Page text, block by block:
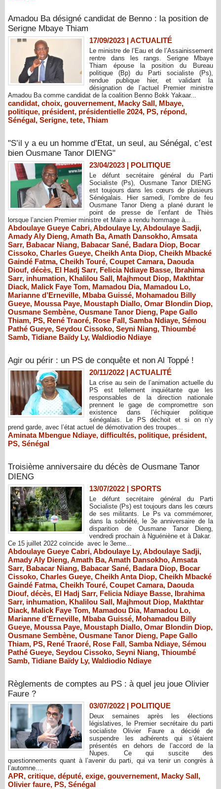
Amadou Ba désigné candidat de Benno : la position de
Serigne Mbaye Thiam
17/09/2023 | ACTUALITÉ
Le ministre de l’Eau et de l’Assainissement
rentre dans les rangs. Serigne Mbaye
Thiam épouse la position du Bureau
politique (Bp) du Parti socialiste (Ps),
rendue publique hier, et validant la
désignation de l’actuel Premier ministre
Amadou Ba comme candidat de la coalition Benno Bokk Yakaar...
candidat, choix, gouvernement, Macky Sall, Mbaye,
politique, président, présidentielle 2024, PS, répond,
Sénégal, Serigne, tete, Thiam
"S’il y a eu un homme d’Etat, un seul, au Sénégal, c’est
bien Ousmane Tanor DIENG"
23/04/2023 | POLITIQUE
Le défunt secrétaire général du Parti
Socialiste (Ps), Ousmane Tanor DIENG
est toujours dans les cœurs de plusieurs
Sénégalais. Hier samedi, l’ombre de feu
Ousmane Tanor Dieng a plané durant le
point de presse de l’enfant de Thiès
lorsque l’ancien Premier ministre et Maire a rendu hommage à...
Abdoulaye Gueye Cabri,Abdoulaye Ly,Abdoulaye Sadji,
Amady Aly Dieng,Amath Ba,Amath Dansokho,Amsata
Sarr, Babacar Niang, Babacar Sané, Badara Diop, Bocar
Cissoko, Charles Gueye, Cheikh Anta Diop, Cheikh Mbacké
Gaindé Fatma, Cheikh Touré, Coupet Camara, Daouda
Diouf, décès, El Hadj Sarr, Felicia Ndiaye Basse, Ibrahima
Sarr, inhumation, Khalilou Sall, Majhmout Diop, Makthtar
Diack, Malick Faye Tom, Mamadou Dia, Mamadou Lo,
Marianne d’Erneville, Mbaba Guissé, Mohamadou Billy
Gueye, Moussa Paye, Moustaph Diallo, Omar Blondin Diop,
Ousmane Sembène, Ousmane Tanor Dieng, Pape Gallo
Thiam, PS, René Traoré, Rose Fall, Samba Ndiaye, Sémou
Pathé Gueye, Seydou Cissoko, Seyni Niang, Thioumbé
Samb, Tidiane Baïdy Ly, Waldiodio Ndiaye
Agir ou périr : un PS de conquête et non Al Toppé !
20/11/2022 | ACTUALITÉ
La crise au sein de l’animation actuelle du
PS est tellement inquiétante que les
responsables de la direction nationale
prennent le gage de compromettre son
existence dans l’échiquier politique
sénégalais. Le PS déchoit et si on n’y
prend garde, avec l’état actuel de démotivation des troupes...
Aminata Mbengue Ndiaye, difficultés, politique, président,
PS, Sénégal
Troisième anniversaire du décès de Ousmane Tanor
DIENG
13/07/2022 | SPORTS
Le défunt secrétaire général du Parti
Socialiste (Ps) est toujours dans les cœurs
de ses militants. Le Ps va commémorer,
dans la sobriété, le 3e anniversaire de la
disparition de Ousmane Tanor Dieng,
vendredi prochain à Nguéniène et à Dakar.
Ce 15 juillet 2022 coïncide avec le 3eme...
Abdoulaye Gueye Cabri,Abdoulaye Ly,Abdoulaye Sadji,
Amady Aly Dieng,Amath Ba,Amath Dansokho,Amsata
Sarr, Babacar Niang, Babacar Sané, Badara Diop, Bocar
Cissoko, Charles Gueye, Cheikh Anta Diop, Cheikh Mbacké
Gaindé Fatma, Cheikh Touré, Coupet Camara, Daouda
Diouf, décès, El Hadj Sarr, Felicia Ndiaye Basse, Ibrahima
Sarr, inhumation, Khalilou Sall, Majhmout Diop, Makthtar
Diack, Malick Faye Tom, Mamadou Dia, Mamadou Lo,
Marianne d’Erneville, Mbaba Guissé, Mohamadou Billy
Gueye, Moussa Paye, Moustaph Diallo, Omar Blondin Diop,
Ousmane Sembène, Ousmane Tanor Dieng, Pape Gallo
Thiam, PS, René Traoré, Rose Fall, Samba Ndiaye, Sémou
Pathé Gueye, Seydou Cissoko, Seyni Niang, Thioumbé
Samb, Tidiane Baïdy Ly, Waldiodio Ndiaye
Règlements de comptes au PS : à quel jeu joue Olivier
Faure ?
03/07/2022 | POLITIQUE
Deux semaines après les élections
législatives, le Premier secrétaire du parti
socialiste Olivier Faure a décidé de
suspendre les adhérents qui s’étaient
présentés en dehors de l’accord de la
Nupes. Ce qui suscite des
questionnements quant à l’avenir du parti, qui va tenir un congrès à
l’automne....
APR, critique, député, exige, gouvernement, Macky Sall,
Olivier faure, PS, Sénégal